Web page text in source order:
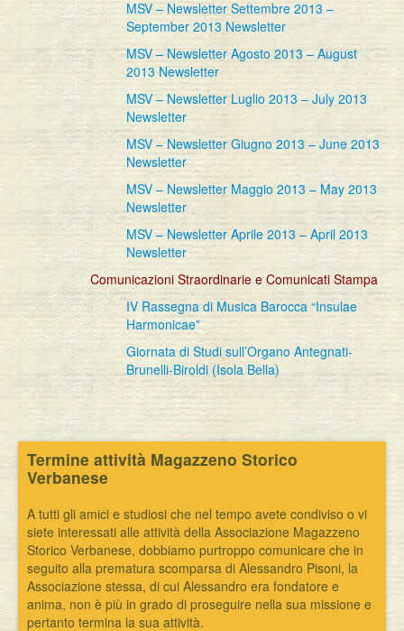
MSV – Newsletter Settembre 2013 –
September 2013 Newsletter
MSV – Newsletter Agosto 2013 – August
2013 Newsletter
MSV – Newsletter Luglio 2013 – July 2013
Newsletter
MSV – Newsletter Giugno 2013 – June 2013
Newsletter
MSV – Newsletter Maggio 2013 – May 2013
Newsletter
MSV – Newsletter Aprile 2013 – April 2013
Newsletter
Comunicazioni Straordinarie e Comunicati Stampa
IV Rassegna di Musica Barocca “Insulae
Harmonicae”
Giornata di Studi sull’Organo Antegnati-
Brunelli-Biroldi (Isola Bella)
Termine attività Magazzeno Storico
Verbanese
A tutti gli amici e studiosi che nel tempo avete condiviso o vi
siete interessati alle attività della Associazione Magazzeno
Storico Verbanese, dobbiamo purtroppo comunicare che in
seguito alla prematura scomparsa di Alessandro Pisoni, la
Associazione stessa, di cui Alessandro era fondatore e
anima, non è più in grado di proseguire nella sua missione e
pertanto termina la sua attività.